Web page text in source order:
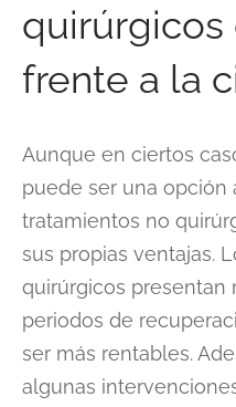
quirúrgicos
frente a la
Aunque en ciertos
puede ser una opción
tratamientos no
sus propias ventajas.
quirúrgicos presentan
periodos de
ser más rentables.
algunas